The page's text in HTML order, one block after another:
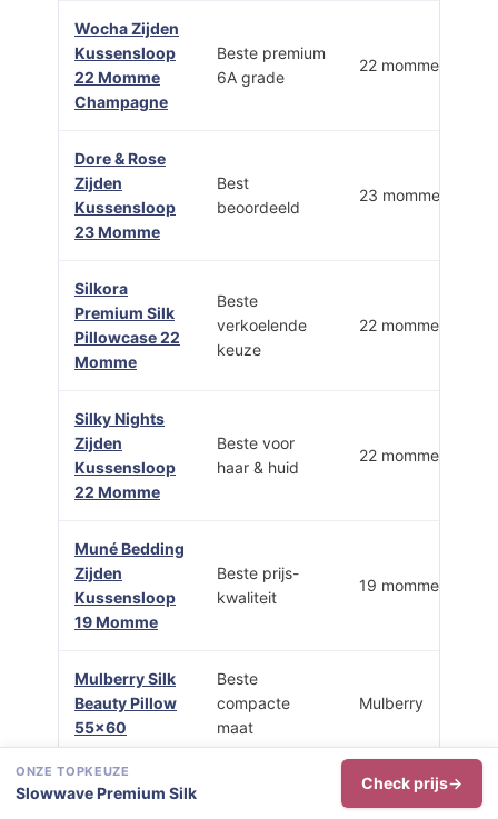
Wocha Zijden
Kussensloop
22 Momme
Champagne
Beste premium
6A grade
22 momme
Dore & Rose
Zijden
Kussensloop
23 Momme
Best
beoordeeld
23 momme
Silkora
Premium Silk
Pillowcase 22
Momme
Beste
verkoelende
keuze
22 momme
Silky Nights
Zijden
Kussensloop
22 Momme
Beste voor
haar & huid
22 momme
Muné Bedding
Zijden
Kussensloop
19 Momme
Beste prijs-
kwaliteit
19 momme
Mulberry Silk
Beauty Pillow
55×60
Beste
compacte
maat
Mulberry
ONZE TOPKEUZE
Slowwave Premium Silk Check prijs